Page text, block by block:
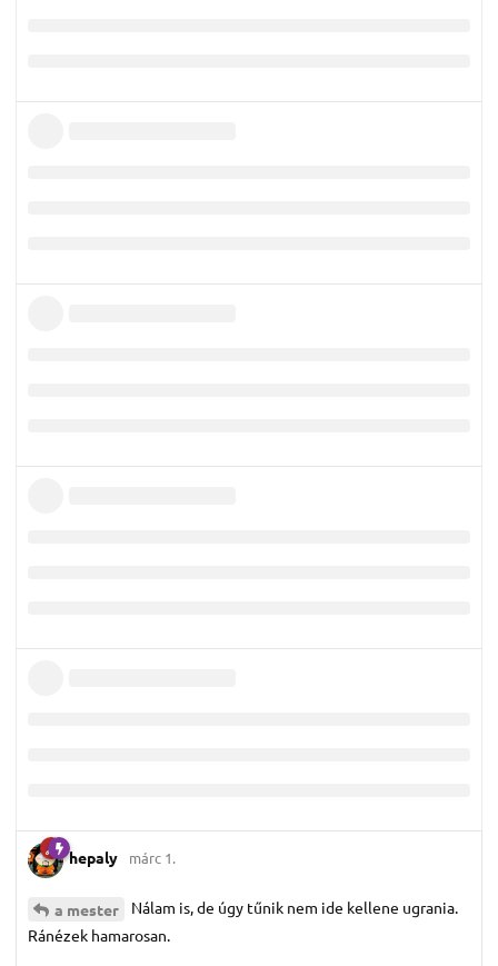
hepaly márc 1.
a mester
Nálam is, de úgy tűnik nem ide kellene ugrania.
Ránézek hamarosan.